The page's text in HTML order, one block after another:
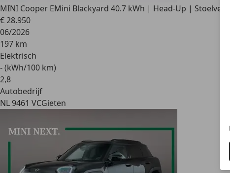
MINI Cooper EMini Blackyard 40.7 kWh | Head-Up |
€ 28.950
06/2026
197 km
Elektrisch
- (kWh/100 km)
2,8
Autobedrijf
NL 9461 VCGieten